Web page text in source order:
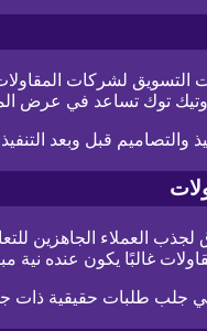
لشركات
توك تساعد في عرض
قبل وبعد
العملاء الجاهزين
غالبًا يكون عنده نية
جلب طلبات حقيقية ذات